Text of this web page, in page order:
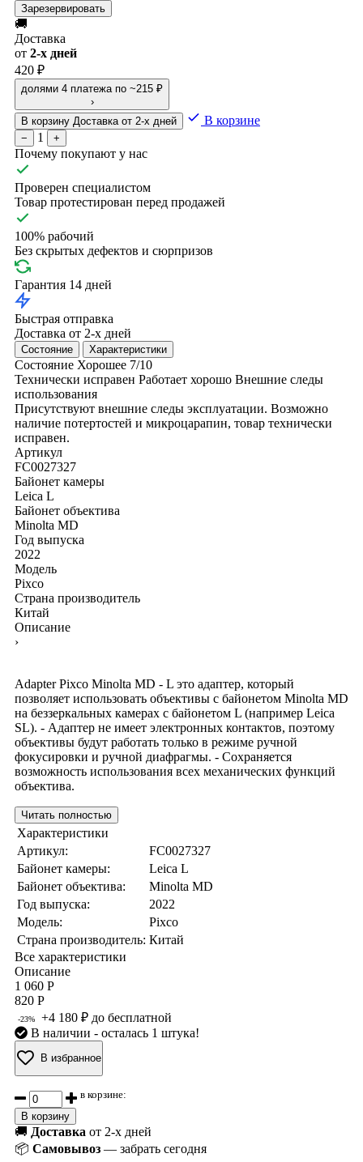
Зарезервировать
🚚
Доставка
от 2-х дней
420 ₽
долями 4 платежа по ~215 ₽
›
В корзину Доставка от 2-х дней В корзине
− 1 +
Почему покупают у нас
Проверен специалистом
Товар протестирован перед продажей
100% рабочий
Без скрытых дефектов и сюрпризов
Гарантия 14 дней
Быстрая отправка
Доставка от 2-х дней
Состояние Характеристики
Состояние Хорошее 7/10
Технически исправен Работает хорошо Внешние следы
использования
Присутствуют внешние следы эксплуатации. Возможно
наличие потертостей и микроцарапин, товар технически
исправен.
Артикул
FC0027327
Байонет камеры
Leica L
Байонет объектива
Minolta MD
Год выпуска
2022
Модель
Pixco
Страна производитель
Китай
Описание
›
Adapter Pixco Minolta MD - L это адаптер, который
позволяет использовать объективы с байонетом Minolta MD
на беззеркальных камерах с байонетом L (например Leica
SL). - Адаптер не имеет электронных контактов, поэтому
объективы будут работать только в режиме ручной
фокусировки и ручной диафрагмы. - Сохраняется
возможность использования всех механических функций
объектива.
Читать полностью
Характеристики
Артикул:
FC0027327
Байонет камеры:
Leica L
Байонет объектива:
Minolta MD
Год выпуска:
2022
Модель:
Pixco
Страна производитель: Китай
Все характеристики
Описание
1 060 Р
820 Р
-23%
+4 180 ₽ до бесплатной
В наличии - осталась 1 штука!
В избранное
в корзине:
В корзину
🚚 Доставка от 2-х дней
📦 Самовывоз — забрать сегодня